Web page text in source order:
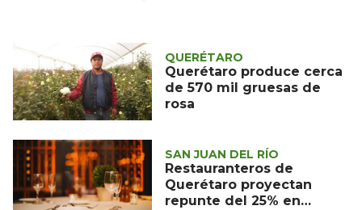
QUERÉTARO
Querétaro produce cerca
de 570 mil gruesas de
rosa
SAN JUAN DEL RÍO
Restauranteros de
Querétaro proyectan
repunte del 25% en